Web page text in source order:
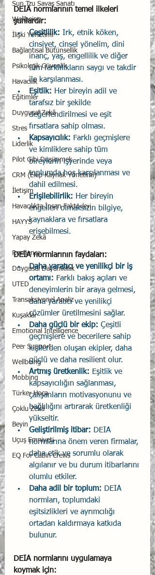
Sun Tzu Savaş Sanatı
Wellbeing
İlişki Yönetimi
Bağlantısal Bütünsellik
Psikolojik Güvenlik
Havacılık
Eğitimler
Duygusal Zekâ
Stres
Liderlik
Pilot Gibi Düşünmek
CRM (Ekip Kaynak Yönetimi)
İletişim
Havacılıkta İnsan Faktörleri
HAYYS
Yapay Zekâ
Resilience
Duygusal Dayanıklılık
UTED
Transaksiyonel Analiz
Kuşaklar
Emotional Intelligence
Peer Support
Wellbeing
Mobbing
Türker Hoca
Çoklu Zekâ
Beyin
Uçuş Emniyeti
EQ For Cabin Crews
DEIA normlarının temel ilkeleri
şunlardır:
Çeşitlilik: Irk, etnik köken,
cinsiyet, cinsel yönelim, dini
inanç, yaş, engellilik ve diğer
tüm farklılıkların saygı ve takdir
ile karşılanması.
Eşitlik: Her bireyin adil ve
tarafsız bir şekilde
değerlendirilmesi ve eşit
fırsatlara sahip olması.
Kapsayıcılık: Farklı geçmişlere
ve kimliklere sahip tüm
bireylerin işyerinde veya
toplumda hoş karşılanması ve
dahil edilmesi.
Erişilebilirlik: Her bireyin
engelleri olmaksızın bilgiye,
kaynaklara ve fırsatlara
erişebilmesi.
DEIA normlarının faydaları:
Daha yaratıcı ve yenilikçi bir iş
ortamı: Farklı bakış açıları ve
deneyimlerin bir araya gelmesi,
daha yaratıcı ve yenilikçi
çözümler üretilmesini sağlar.
Daha güçlü bir ekip: Çeşitli
geçmişlere ve becerilere sahip
kişilerden oluşan ekipler, daha
güçlü ve daha resilient olur.
Artmış üretkenlik: Eşitlik ve
kapsayıcılığın sağlanması,
çalışanların motivasyonunu ve
bağlılığını artırarak üretkenliği
yükseltir.
Geliştirilmiş itibar: DEIA
normlarına önem veren firmalar,
daha etik ve sorumlu olarak
algılanır ve bu durum itibarlarını
olumlu etkiler.
Daha adil bir toplum: DEIA
normları, toplumdaki
eşitsizlikleri ve ayrımcılığı
ortadan kaldırmaya katkıda
bulunur.
DEIA normlarını uygulamaya
koymak için: